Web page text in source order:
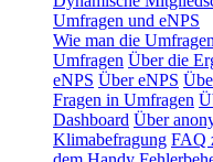
Umfragen und eNPS
Wie man die
Umfragen Über die
eNPS Über eNPS
Fragen in Umfragen
Dashboard Über
Klimabefragung FAQ